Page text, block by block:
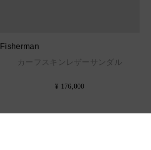
Fisherman
カーフスキンレザーサンダル
¥ 176,000